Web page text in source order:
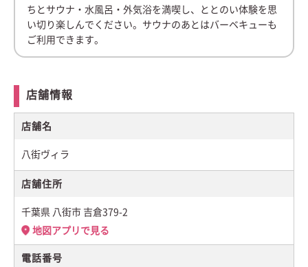
ちとサウナ・水風呂・外気浴を満喫し、ととのい体験を思
い切り楽しんでください。サウナのあとはバーベキューも
ご利用できます。
店舗情報
店舗名
八街ヴィラ
店舗住所
千葉県 八街市 吉倉379-2
地図アプリで見る
電話番号